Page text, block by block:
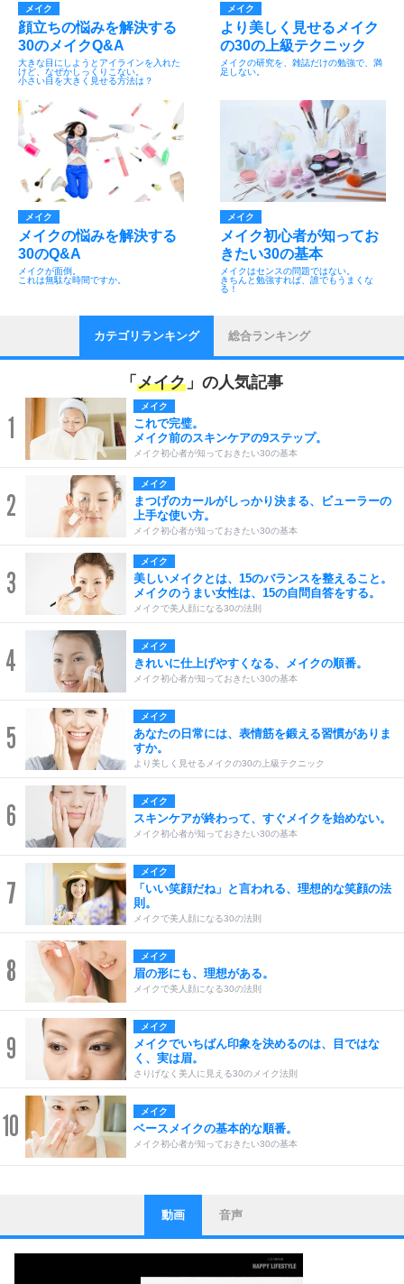
メイク
顔立ちの悩みを解決する
30のメイクQ&A
大きな目にしようとアイラインを入れた
けど、なぜかしっくりこない。
小さい目を大きく見せる方法は？
メイク
より美しく見せるメイク
の30の上級テクニック
メイクの研究を、雑誌だけの勉強で、満
足しない。
メイク
メイクの悩みを解決する
30のQ&A
メイクが面倒。
これは無駄な時間ですか。
メイク
メイク初心者が知ってお
きたい30の基本
メイクはセンスの問題ではない。
きちんと勉強すれば、誰でもうまくな
る！
カテゴリランキング 総合ランキング
「 メイク 」の人気記事
1
メイク
これで完璧。
メイク前のスキンケアの9ステップ。
メイク初心者が知っておきたい30の基本
2
メイク
まつげのカールがしっかり決まる、ビューラーの
上手な使い方。
メイク初心者が知っておきたい30の基本
3
メイク
美しいメイクとは、15のバランスを整えること。
メイクのうまい女性は、15の自問自答をする。
メイクで美人顔になる30の法則
4 メイク
きれいに仕上げやすくなる、メイクの順番。
メイク初心者が知っておきたい30の基本
5
メイク
あなたの日常には、表情筋を鍛える習慣がありま
すか。
より美しく見せるメイクの30の上級テクニック
6 メイク
スキンケアが終わって、すぐメイクを始めない。
メイク初心者が知っておきたい30の基本
7
メイク
「いい笑顔だね」と言われる、理想的な笑顔の法
則。
メイクで美人顔になる30の法則
8 メイク
眉の形にも、理想がある。
メイクで美人顔になる30の法則
9
メイク
メイクでいちばん印象を決めるのは、目ではな
く、実は眉。
さりげなく美人に見える30のメイク法則
10 メイク
ベースメイクの基本的な順番。
メイク初心者が知っておきたい30の基本
1
ストレス対策
他人と比べない。
いっそのこと、他人を見ない。
いらいらしない人になる30の方法
動画 音声